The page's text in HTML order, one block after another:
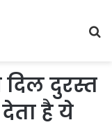
दुरस्त
है ये